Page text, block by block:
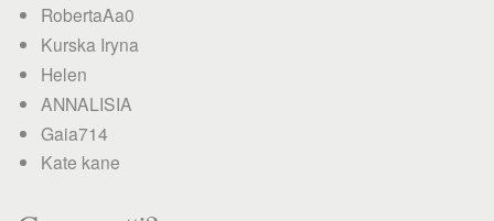
RobertaAa0
Kurska Iryna
Helen
ANNALISIA
Gaia714
Kate kane